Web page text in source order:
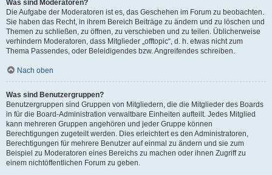
Was sind Moderatoren?
Die Aufgabe der Moderatoren ist es, das Geschehen im Forum zu beobachten.
Sie haben das Recht, in ihrem Bereich Beiträge zu ändern und zu löschen und
Themen zu schließen, zu öffnen, zu verschieben und zu teilen. Üblicherweise
verhindern Moderatoren, dass Mitglieder „offtopic“, d. h. etwas nicht zum
Thema Passendes, oder Beleidigendes bzw. Angreifendes schreiben.
Nach oben
Was sind Benutzergruppen?
Benutzergruppen sind Gruppen von Mitgliedern, die die Mitglieder des Boards
in für die Board-Administration verwaltbare Einheiten aufteilt. Jedes Mitglied
kann mehreren Gruppen angehören und jeder Gruppe können
Berechtigungen zugeteilt werden. Dies erleichtert es den Administratoren,
Berechtigungen für mehrere Benutzer auf einmal zu ändern und sie zum
Beispiel zu Moderatoren eines Bereichs zu machen oder ihnen Zugriff zu
einem nichtöffentlichen Forum zu geben.